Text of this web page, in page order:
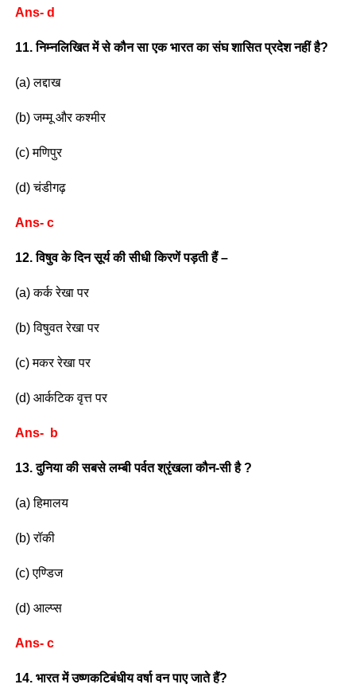
Ans- d
11. निम्नलिखित में से कौन सा एक भारत का संघ शासित प्रदेश नहीं है?
(a) लद्दाख
(b) जम्मू और कश्मीर
(c) मणिपुर
(d) चंडीगढ़
Ans- c
12. विषुव के दिन सूर्य की सीधी किरणें पड़ती हैं –
(a) कर्क रेखा पर
(b) विषुवत रेखा पर
(c) मकर रेखा पर
(d) आर्कटिक वृत्त पर
Ans- b
13. दुनिया की सबसे लम्बी पर्वत श्रृंखला कौन-सी है ?
(a) हिमालय
(b) रॉकी
(c) एण्डिज
(d) आल्प्स
Ans- c
14. भारत में उष्णकटिबंधीय वर्षा वन पाए जाते हैं?